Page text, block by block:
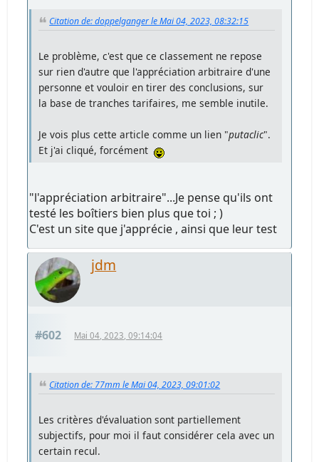
Citation de: doppelganger le Mai 04, 2023, 08:32:15
Le problème, c'est que ce classement ne repose
sur rien d'autre que l'appréciation arbitraire d'une
personne et vouloir en tirer des conclusions, sur
la base de tranches tarifaires, me semble inutile.
Je vois plus cette article comme un lien "putaclic".
Et j'ai cliqué, forcément
"l'appréciation arbitraire"...Je pense qu'ils ont
testé les boîtiers bien plus que toi ; )
C'est un site que j'apprécie , ainsi que leur test
jdm
#602 Mai 04, 2023, 09:14:04
Citation de: 77mm le Mai 04, 2023, 09:01:02
Les critères d'évaluation sont partiellement
subjectifs, pour moi il faut considérer cela avec un
certain recul.